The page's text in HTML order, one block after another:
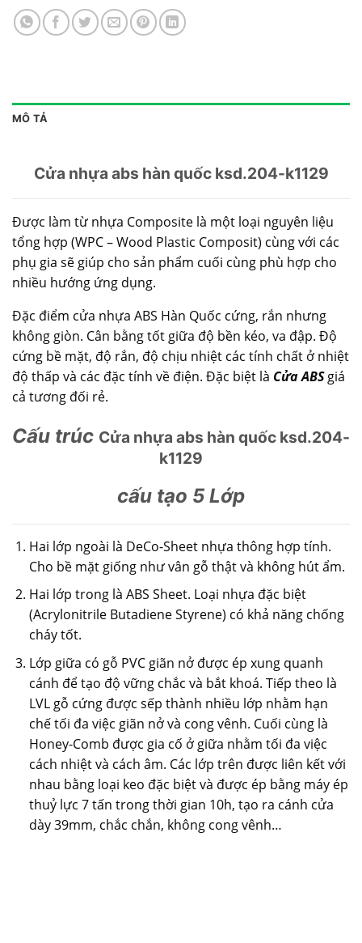
MÔ TẢ
Cửa nhựa abs hàn quốc ksd.204-k1129
Được làm từ nhựa Composite là một loại nguyên liệu
tổng hợp (WPC – Wood Plastic Composit) cùng với các
phụ gia sẽ giúp cho sản phẩm cuối cùng phù hợp cho
nhiều hướng ứng dụng.
Đặc điểm cửa nhựa ABS Hàn Quốc cứng, rắn nhưng
không giòn. Cân bằng tốt giữa độ bền kéo, va đập. Độ
cứng bề mặt, độ rắn, độ chịu nhiệt các tính chất ở nhiệt
độ thấp và các đặc tính về điện. Đặc biệt là Cửa ABSgiá
cả tương đối rẻ.
Cấu trúc Cửa nhựa abs hàn quốc ksd.204-
k1129
cấu tạo 5 Lớp
Hai lớp ngoài là DeCo-Sheet nhựa thông hợp tính.
Cho bề mặt giống như vân gỗ thật và không hút ẩm.
Hai lớp trong là ABS Sheet. Loại nhựa đặc biệt
(Acrylonitrile Butadiene Styrene) có khả năng chống
cháy tốt.
Lớp giữa có gỗ PVC giãn nở được ép xung quanh
cánh để tạo độ vững chắc và bắt khoá. Tiếp theo là
LVL gỗ cứng được sếp thành nhiều lớp nhằm hạn
chế tối đa việc giãn nở và cong vênh. Cuối cùng là
Honey-Comb được gia cố ở giữa nhằm tối đa việc
cách nhiệt và cách âm. Các lớp trên được liên kết với
nhau bằng loại keo đặc biệt và được ép bằng máy ép
thuỷ lực 7 tấn trong thời gian 10h, tạo ra cánh cửa
dày 39mm, chắc chắn, không cong vênh…